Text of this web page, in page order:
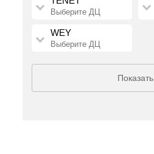
Выберите ДЦ
WEY
Выберите ДЦ
Показать